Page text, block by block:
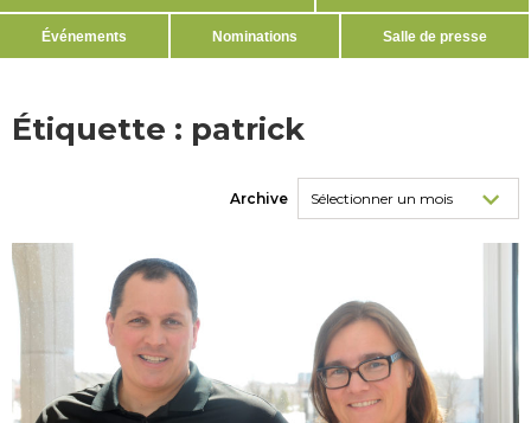
Événements Nominations Salle de presse
Étiquette : patrick
Archive